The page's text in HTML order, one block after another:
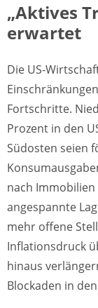
„Aktives
erwartet
Die US-
Fortschritte.
Prozent in den
Südosten seien
nach
angespannte
mehr offene
Inflationsdruck
hinaus
Blockaden in